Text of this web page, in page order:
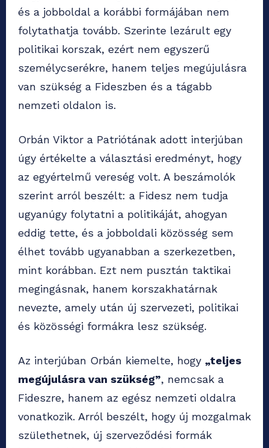
és a jobboldal a korábbi formájában nem
folytathatja tovább. Szerinte lezárult egy
politikai korszak, ezért nem egyszerű
személycserékre, hanem teljes megújulásra
van szükség a Fideszben és a tágabb
nemzeti oldalon is.
Orbán Viktor a Patriótának adott interjúban
úgy értékelte a választási eredményt, hogy
az egyértelmű vereség volt. A beszámolók
szerint arról beszélt: a Fidesz nem tudja
ugyanúgy folytatni a politikáját, ahogyan
eddig tette, és a jobboldali közösség sem
élhet tovább ugyanabban a szerkezetben,
mint korábban. Ezt nem pusztán taktikai
megingásnak, hanem korszakhatárnak
nevezte, amely után új szervezeti, politikai
és közösségi formákra lesz szükség.
Az interjúban Orbán kiemelte, hogy „teljes
megújulásra van szükség”, nemcsak a
Fideszre, hanem az egész nemzeti oldalra
vonatkozik. Arról beszélt, hogy új mozgalmak
születhetnek, új szerveződési formák